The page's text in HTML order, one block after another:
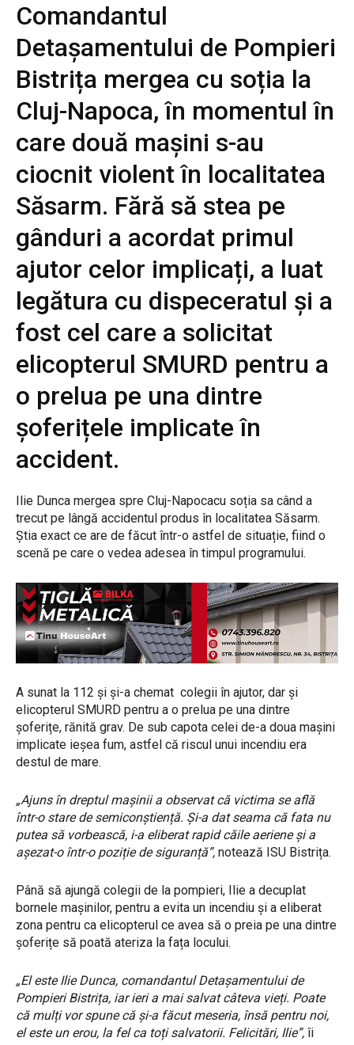
Comandantul
Detașamentului de Pompieri
Bistrița mergea cu soția la
Cluj-Napoca, în momentul în
care două mașini s-au
ciocnit violent în localitatea
Săsarm. Fără să stea pe
gânduri a acordat primul
ajutor celor implicați, a luat
legătura cu dispeceratul și a
fost cel care a solicitat
elicopterul SMURD pentru a
o prelua pe una dintre
șoferițele implicate în
accident.
Ilie Dunca mergea spre Cluj-Napocacu soția sa când a
trecut pe lângă accidentul produs în localitatea Săsarm.
Știa exact ce are de făcut într-o astfel de situație, fiind o
scenă pe care o vedea adesea în timpul programului.
A sunat la 112 și și-a chemat colegii în ajutor, dar și
elicopterul SMURD pentru a o prelua pe una dintre
șoferițe, rănită grav. De sub capota celei de-a doua mașini
implicate ieșea fum, astfel că riscul unui incendiu era
destul de mare.
„Ajuns în dreptul mașinii a observat că victima se află
într-o stare de semiconștiență. Și-a dat seama că fata nu
putea să vorbească, i-a eliberat rapid căile aeriene și a
așezat-o într-o poziție de siguranță”, notează ISU Bistrița.
Până să ajungă colegii de la pompieri, Ilie a decuplat
bornele mașinilor, pentru a evita un incendiu și a eliberat
zona pentru ca elicopterul ce avea să o preia pe una dintre
șoferițe să poată ateriza la fața locului.
„El este Ilie Dunca, comandantul Detașamentului de
Pompieri Bistrița, iar ieri a mai salvat câteva vieți. Poate
că mulți vor spune că și-a făcut meseria, însă pentru noi,
el este un erou, la fel ca toți salvatorii. Felicitări, Ilie”, îi